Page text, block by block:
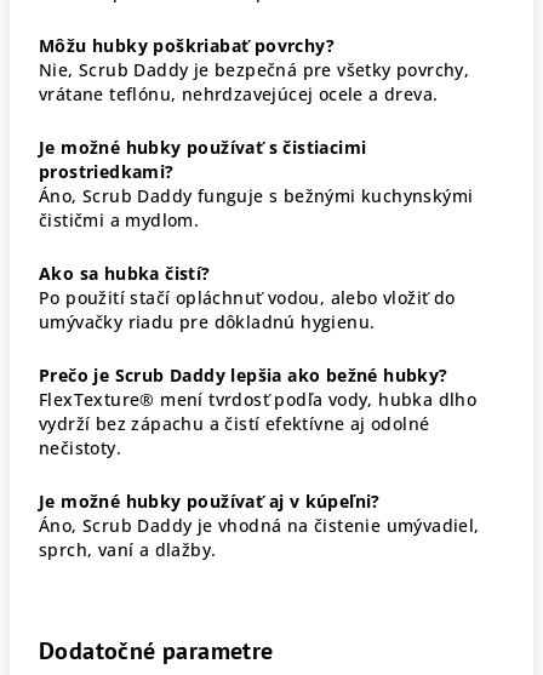
Môžu hubky poškriabať povrchy?
Nie, Scrub Daddy je bezpečná pre všetky povrchy,
vrátane teflónu, nehrdzavejúcej ocele a dreva.
Je možné hubky používať s čistiacimi
prostriedkami?
Áno, Scrub Daddy funguje s bežnými kuchynskými
čističmi a mydlom.
Ako sa hubka čistí?
Po použití stačí opláchnuť vodou, alebo vložiť do
umývačky riadu pre dôkladnú hygienu.
Prečo je Scrub Daddy lepšia ako bežné hubky?
FlexTexture® mení tvrdosť podľa vody, hubka dlho
vydrží bez zápachu a čistí efektívne aj odolné
nečistoty.
Je možné hubky používať aj v kúpeľni?
Áno, Scrub Daddy je vhodná na čistenie umývadiel,
sprch, vaní a dlažby.
Dodatočné parametre